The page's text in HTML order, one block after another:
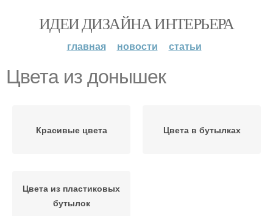
ИДЕИ ДИЗАЙНА ИНТЕРЬЕРА
главная новости статьи
Цвета из донышек
Красивые цвета Цвета в бутылках
Цвета из пластиковых
бутылок